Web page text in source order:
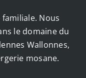
Nous
le domaine du
Wallonnes,
mosane.